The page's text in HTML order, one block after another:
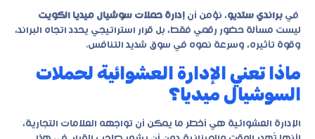
في براندي ستديو، نؤمن أن إدارة حملات سوشيال ميديا الكويت
ليست مسألة حضور رقمي فقط، بل قرار استراتيجي يحدد اتجاه البراند،
وقوة تأثيره، وسرعة نموه في سوق شديد التنافس.
ماذا تعني الإدارة العشوائية لحملات
السوشيال ميديا؟
الإدارة العشوائية هي أخطر ما يمكن أن تواجهه العلامات التجارية،